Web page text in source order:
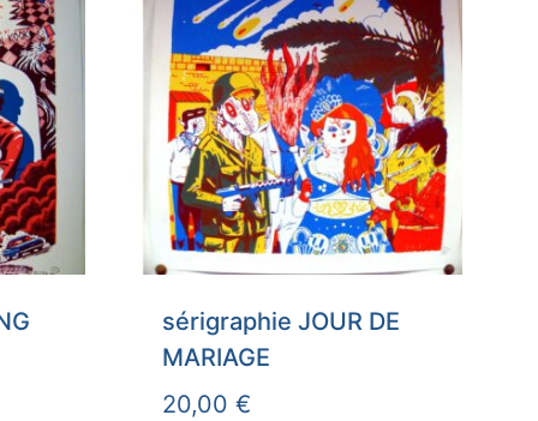
sérigraphie JOUR DE
MARIAGE
20,00 €